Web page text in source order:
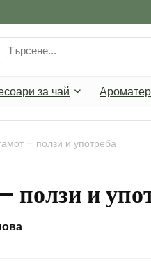
Search
за чай
– ползи и употреба
ползи и